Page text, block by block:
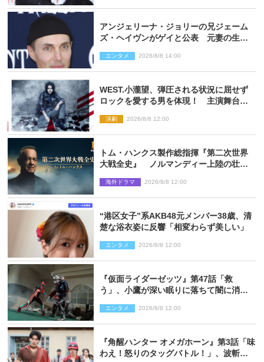
アンジェリーナ・ジョリーの兄ジェーム
ズ・ヘイヴンがゲイと公表 元妻の生配
エンタメ 2026/8/8 14:00
WEST.小瀧望、弾圧される状況に屈せず
ロックを愛する男を体現！ 主演舞台
演劇 2026/8/8 12:00
トム・ハンクス製作総指揮『第二次世界
大戦全史』 ノルマンディー上陸の壮絶
海外ドラマ 2026/8/8 12:00
“港区女子”系AKB48元メンバー38歳、清
楚な浴衣姿に反響「相変わらず美しい」
エンタメ 2026/8/8 12:00
『仮面ライダーゼッツ』第47話「救
う」、小鷹が深い眠りに落ちて闇に消え
エンタメ 2026/8/8 12:00
『角醒ハンター オメガホーン』第3話「味
わえ！怒りのタッグバトル！」、波斬の